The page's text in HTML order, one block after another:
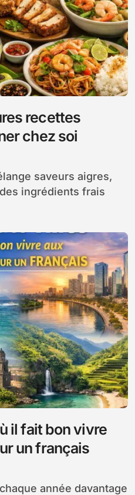
recettes
chez soi
ingrédients frais
il fait bon vivre
un français